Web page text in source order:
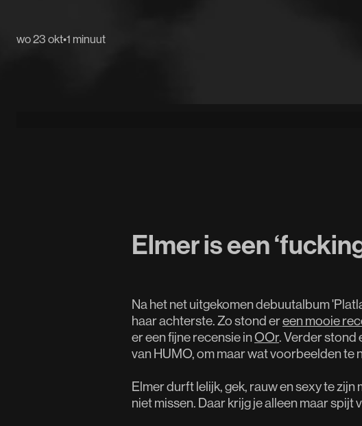
wo 23 okt•1 minuut
Elmer is een
Na het net uitgekomen debuutalbum
haar achterste. Zo stond ereen mooie
er een fijne recensie inOOr. Verder stond
van HUMO, om maar wat voorbeelden te
Elmer durft lelijk, gek, rauw en sexy te
niet missen. Daar krijg je alleen maar spijt